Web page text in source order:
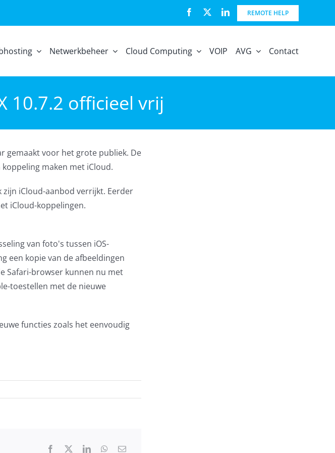
REMOTE HELP
Netwerkbeheer Cloud Computing VOIP AVG Contact
10.7.2 officieel vrij
gemaakt voor het grote publiek. De
maken met iCloud.
zijn iCloud-aanbod verrijkt. Eerder
iCloud-koppelingen.
van foto's tussen iOS-
een kopie van de afbeeldingen
Safari-browser kunnen nu met
toestellen met de nieuwe
functies zoals het eenvoudig